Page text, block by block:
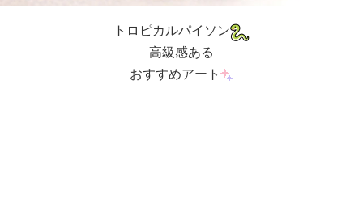
トロピカルパイソン
高級感ある
おすすめアート